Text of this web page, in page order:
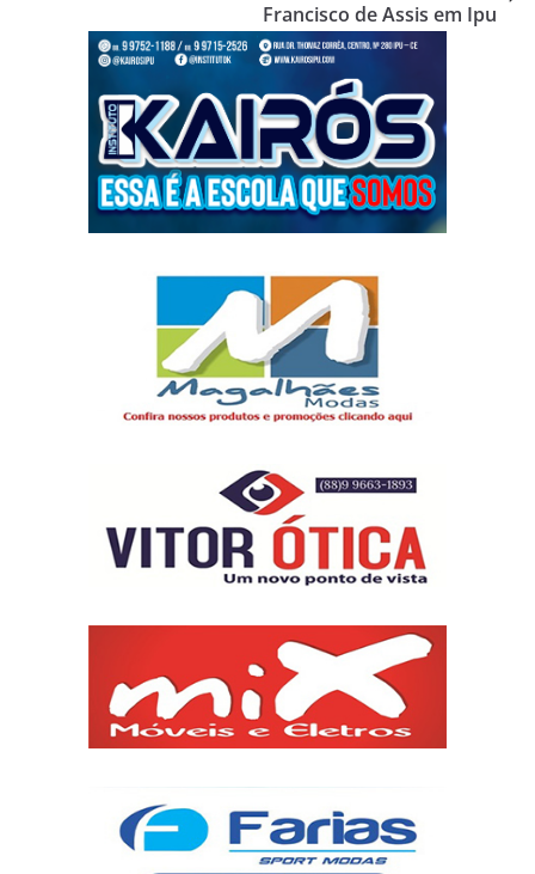
Francisco de Assis em Ipu